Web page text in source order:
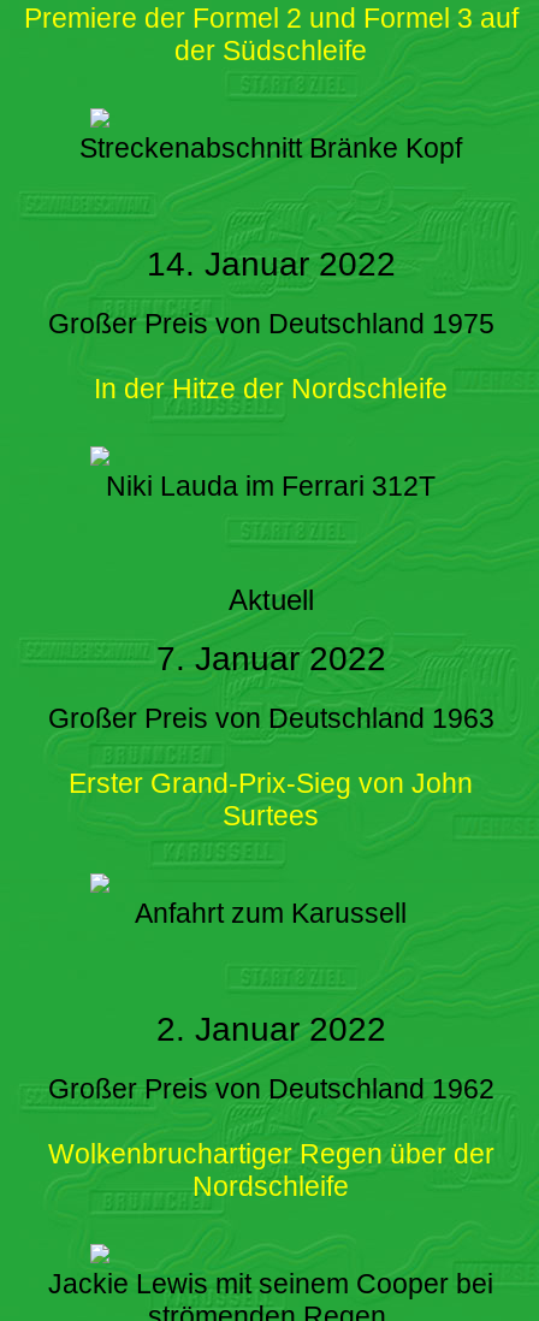
Premiere der Formel 2 und Formel 3 auf
der Südschleife
Streckenabschnitt Bränke Kopf
14. Januar 2022
Großer Preis von Deutschland 1975
In der Hitze der Nordschleife
Niki Lauda im Ferrari 312T
Aktuell
7. Januar 2022
Großer Preis von Deutschland 1963
Erster Grand-Prix-Sieg von John
Surtees
Anfahrt zum Karussell
2. Januar 2022
Großer Preis von Deutschland 1962
Wolkenbruchartiger Regen über der
Nordschleife
Jackie Lewis mit seinem Cooper bei